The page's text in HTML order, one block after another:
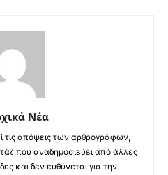
Νέα
τις απόψεις των αρθρογράφων,
που αναδημοσιεύει από άλλες
και δεν ευθύνεται για την